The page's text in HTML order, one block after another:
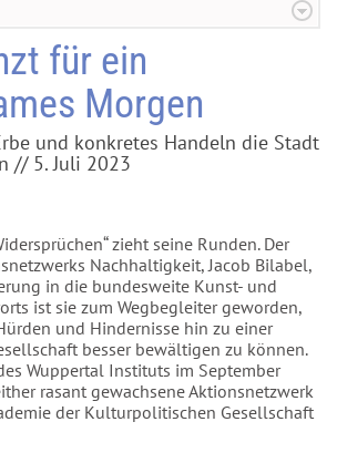
für ein
Morgen
und konkretes Handeln die Stadt
// 5. Juli 2023
zieht seine Runden. Der
Nachhaltigkeit, Jacob Bilabel,
in die bundesweite Kunst- und
ist sie zum Wegbegleiter geworden,
und Hindernisse hin zu einer
besser bewältigen zu können.
Wuppertal Instituts im September
rasant gewachsene Aktionsnetzwerk
der Kulturpolitischen Gesellschaft